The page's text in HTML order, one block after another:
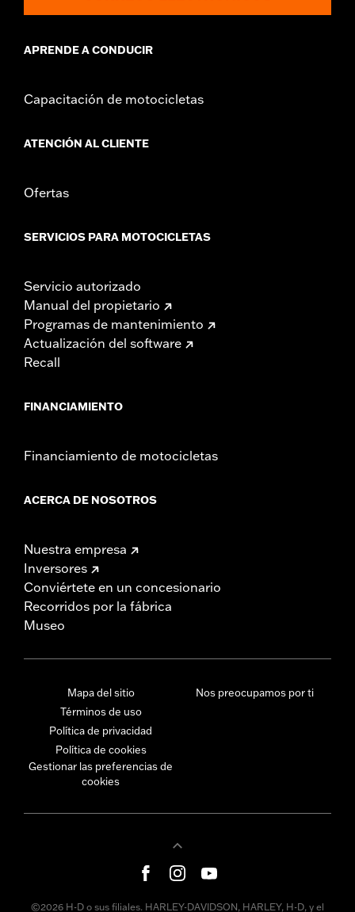
APRENDE A CONDUCIR
Capacitación de motocicletas
ATENCIÓN AL CLIENTE
Ofertas
SERVICIOS PARA MOTOCICLETAS
Servicio autorizado
Manual del propietario
Programas de mantenimiento
Actualización del software
Recall
FINANCIAMIENTO
Financiamiento de motocicletas
ACERCA DE NOSOTROS
Nuestra empresa
Inversores
Conviértete en un concesionario
Recorridos por la fábrica
Museo
Mapa del sitio
Términos de uso
Política de privacidad
Política de cookies
Gestionar las preferencias de
cookies
Nos preocupamos por ti
©2026 H-D o sus filiales. HARLEY-DAVIDSON, HARLEY, H-D, y el